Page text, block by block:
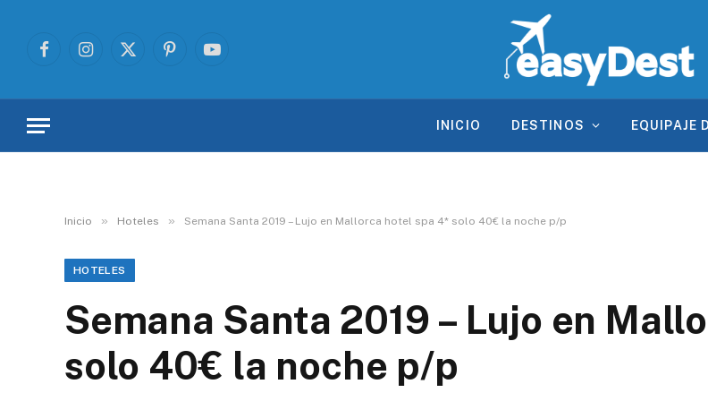
FacebookInstagram
X
PinterestYouTube
INICIO DESTINOS EQUIPAJE
Inicio » Hoteles » Semana Santa 2019 – Lujo en Mallorca hotel spa 4* solo 40€ la noche p/p
HOTELES
Semana Santa 2019 – Lujo en
solo 40€ la noche p/p